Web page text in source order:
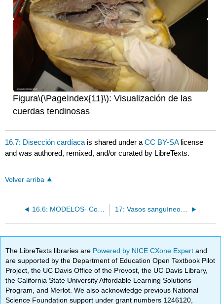
Figura\(\PageIndex{11}\): Visualización de las
cuerdas tendinosas
16.7: Disección cardíaca is shared under aCC BY-SA license
and was authored, remixed, and/or curated by LibreTexts.
Volver arriba
16.6: MODELOS- Corazón y Torsos 17: Vasos sanguíneos y Circulación
The LibreTexts libraries are Powered by NICE CXone Expertand
are supported by the Department of Education Open Textbook Pilot
Project, the UC Davis Office of the Provost, the UC Davis Library,
the California State University Affordable Learning Solutions
Program, and Merlot. We also acknowledge previous National
Science Foundation support under grant numbers 1246120,